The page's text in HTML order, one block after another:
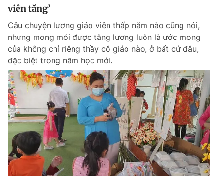
viên tăng’
Câu chuyện lương giáo viên thấp năm nào cũng nói,
nhưng mong mỏi được tăng lương luôn là ước mong
của không chỉ riêng thầy cô giáo nào, ở bất cứ đâu,
đặc biệt trong năm học mới.